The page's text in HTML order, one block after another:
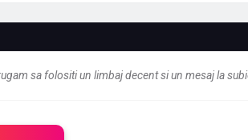
sa folositi un limbaj decent si un mesaj la